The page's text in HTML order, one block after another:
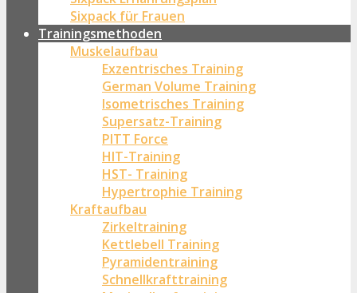
Sixpack für Frauen
Trainingsmethoden
Muskelaufbau
Exzentrisches Training
German Volume Training
Isometrisches Training
Supersatz-Training
PITT Force
HIT-Training
HST- Training
Hypertrophie Training
Kraftaufbau
Zirkeltraining
Kettlebell Training
Pyramidentraining
Schnellkrafttraining